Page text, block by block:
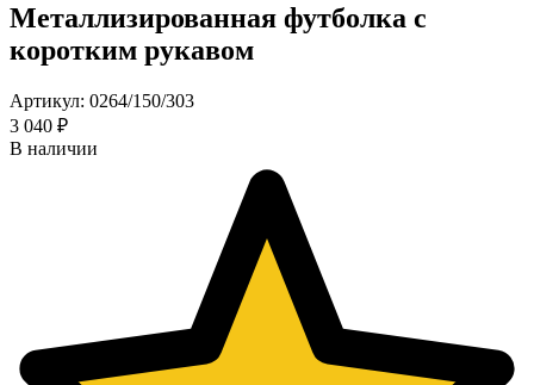
Металлизированная футболка с
коротким рукавом
Артикул: 0264/150/303
3 040 ₽
В наличии